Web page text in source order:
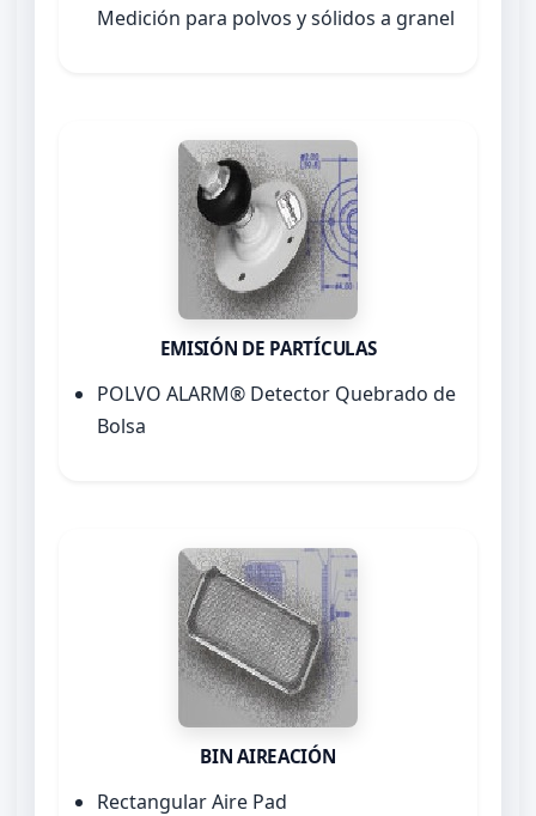
Medición para polvos y sólidos a granel
EMISIÓN DE PARTÍCULAS
POLVO ALARM® Detector Quebrado de
Bolsa
BIN AIREACIÓN
Rectangular Aire Pad